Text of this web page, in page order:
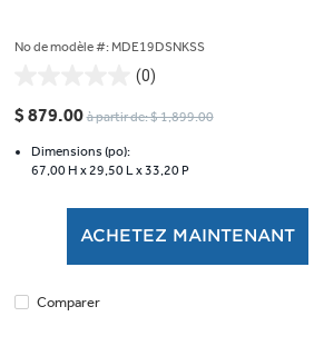
No de modèle #: MDE19DSNKSS
(0)
étoile(s)
5.
$ 879.00 à partir de: $ 1,899.00
Dimensions (po):
67,00 H x29,50 L x33,20 P
ACHETEZ MAINTENANT
Comparer